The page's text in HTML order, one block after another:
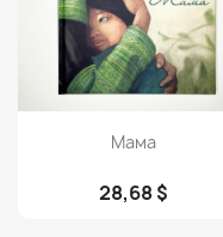
Просмотр
Мама
28,68 $